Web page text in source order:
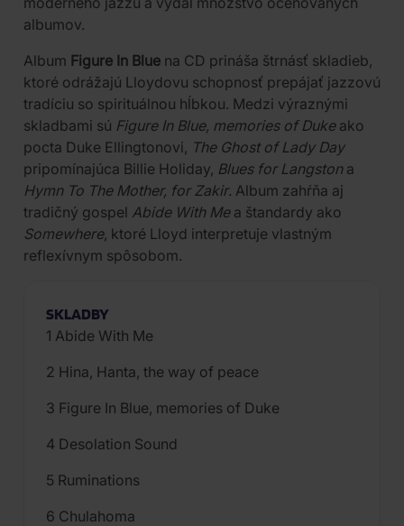
albumov.
Album Figure In Blue na CD prináša štrnásť skladieb,
ktoré odrážajú Lloydovu schopnosť prepájať jazzovú
tradíciu so spirituálnou hĺbkou. Medzi výraznými
skladbami sú Figure In Blue, memories of Dukeako
pocta Duke Ellingtonovi, The Ghost of Lady Day
pripomínajúca Billie Holiday, Blues for Langstona
Hymn To The Mother, for Zakir. Album zahŕňa aj
tradičný gospel Abide With Mea štandardy ako
Somewhere, ktoré Lloyd interpretuje vlastným
reflexívnym spôsobom.
SKLADBY
1 Abide With Me
2 Hina, Hanta, the way of peace
3 Figure In Blue, memories of Duke
4 Desolation Sound
5 Ruminations
6 Chulahoma